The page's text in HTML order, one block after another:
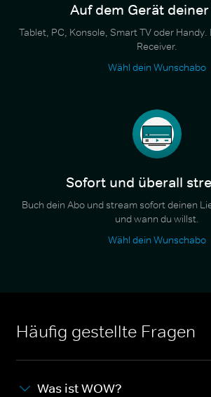
Auf dem Gerät deiner
Tablet, PC, Konsole, Smart TV oder
Receiver.
Wähl dein Wunschabo
Sofort und überall
Buch dein Abo und stream sofort deinen
und wann du willst.
Wähl dein Wunschabo
Häufig gestellte Fragen
Was ist WOW?